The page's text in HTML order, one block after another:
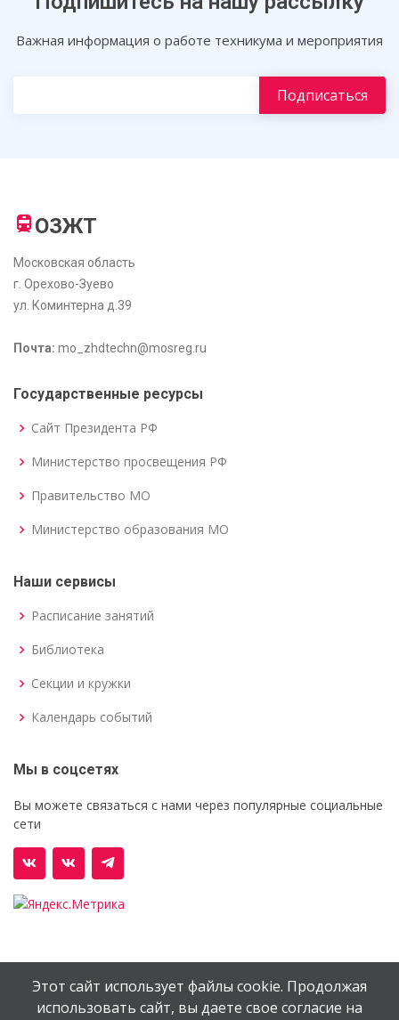
Важная информация о работе техникума и мероприятия
ОЗЖТ
Московская область
г. Орехово-Зуево
ул. Коминтерна д.39
Почта: mo_zhdtechn@mosreg.ru
Государственные ресурсы
Сайт Президента РФ
Министерство просвещения РФ
Правительство МО
Министерство образования МО
Наши сервисы
Расписание занятий
Библиотека
Секции и кружки
Календарь событий
Мы в соцсетях
Вы можете связаться с нами через популярные социальные
сети
© Орехово-Зуевский железнодорожный техникум им.
Этот сайт использует файлы cookie. Продолжая
использовать сайт, вы даете свое согласие на